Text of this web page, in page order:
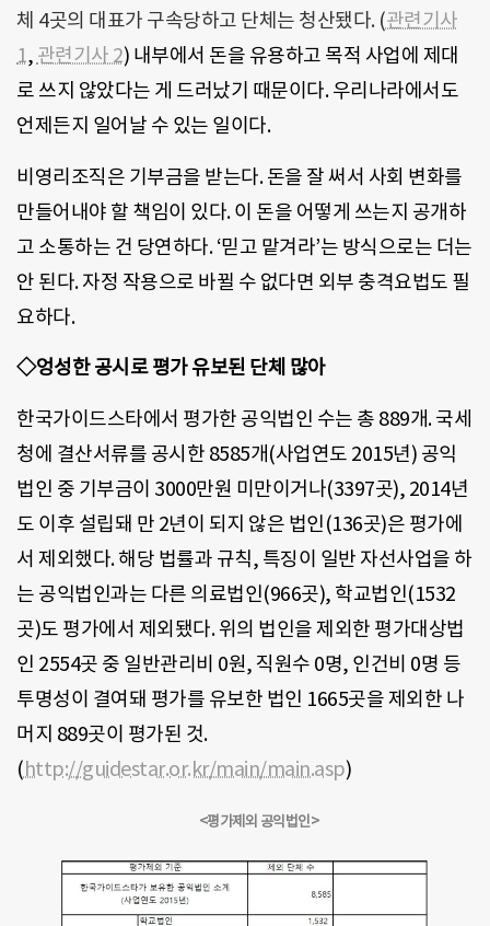
체 4곳의 대표가 구속당하고 단체는 청산됐다. (관련기사
1, 관련기사 2) 내부에서 돈을 유용하고 목적 사업에 제대
로 쓰지 않았다는 게 드러났기 때문이다. 우리나라에서도
언제든지 일어날 수 있는 일이다.
비영리조직은 기부금을 받는다. 돈을 잘 써서 사회 변화를
만들어내야 할 책임이 있다. 이 돈을 어떻게 쓰는지 공개하
고 소통하는 건 당연하다. ‘믿고 맡겨라’는 방식으로는 더는
안 된다. 자정 작용으로 바뀔 수 없다면 외부 충격요법도 필
요하다.
◇엉성한 공시로 평가 유보된 단체 많아
한국가이드스타에서 평가한 공익법인 수는 총 889개.국세
청에 결산서류를 공시한 8585개(사업연도 2015년) 공익
법인 중 기부금이 3000만원 미만이거나(3397곳), 2014년
도 이후 설립돼 만 2년이 되지 않은 법인(136곳)은 평가에
서 제외했다.해당 법률과 규칙, 특징이 일반 자선사업을 하
는 공익법인과는 다른 의료법인(966곳), 학교법인(1532
곳)도 평가에서 제외됐다.위의 법인을 제외한 평가대상법
인 2554곳 중 일반관리비 0원, 직원수 0명, 인건비 0명 등
투명성이 결여돼 평가를 유보한 법인 1665곳을 제외한 나
머지 889곳이 평가된 것.
(http://guidestar.or.kr/main/main.asp)
<평가제외 공익법인>